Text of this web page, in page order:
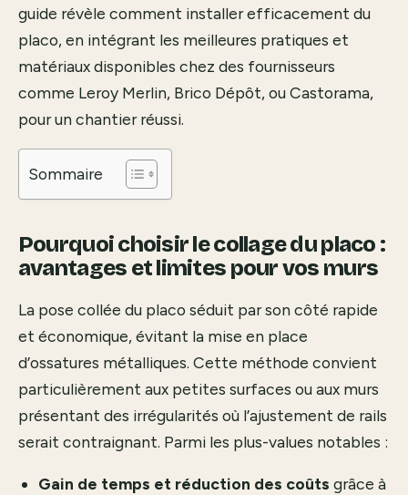
guide révèle comment installer efficacement du
placo, en intégrant les meilleures pratiques et
matériaux disponibles chez des fournisseurs
comme Leroy Merlin, Brico Dépôt, ou Castorama,
pour un chantier réussi.
Sommaire
Pourquoi choisir le collage du placo :
avantages et limites pour vos murs
La pose collée du placo séduit par son côté rapide
et économique, évitant la mise en place
d’ossatures métalliques. Cette méthode convient
particulièrement aux petites surfaces ou aux murs
présentant des irrégularités où l’ajustement de rails
serait contraignant. Parmi les plus-values notables :
Gain de temps et réduction des coûts grâce à